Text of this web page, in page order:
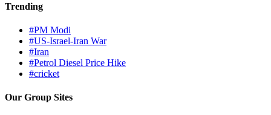
Trending
#PM Modi
#US-Israel-Iran War
#Iran
#Petrol Diesel Price Hike
#cricket
Our Group Sites